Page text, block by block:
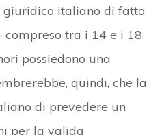
giuridico italiano di fatto
compreso tra i 14 e i 18
possiedono una
quindi, che la
di prevedere un
per la valida